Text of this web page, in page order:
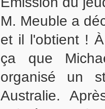
M. Meuble a
et il l'obtient !
ça que
organisé un
Australie.